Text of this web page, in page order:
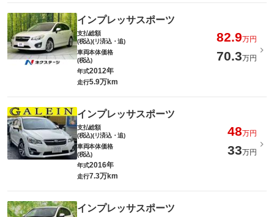
インプレッサスポーツ
支払総額
(税込)(リ済込・追)
82.9万円
車両本体価格
(税込)
70.3万円
年式2012年
走行5.9万km
インプレッサスポーツ
支払総額
(税込)(リ済込・追)
48万円
車両本体価格
(税込)
33万円
年式2016年
走行7.3万km
インプレッサスポーツ